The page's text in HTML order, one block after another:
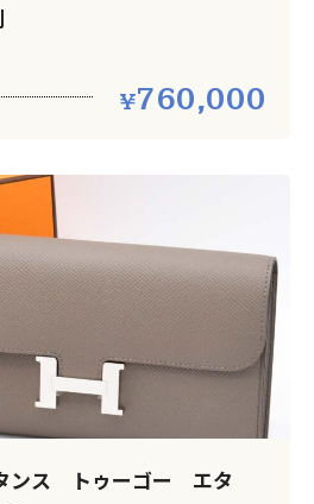
760,000
ンス トゥーゴー エタ